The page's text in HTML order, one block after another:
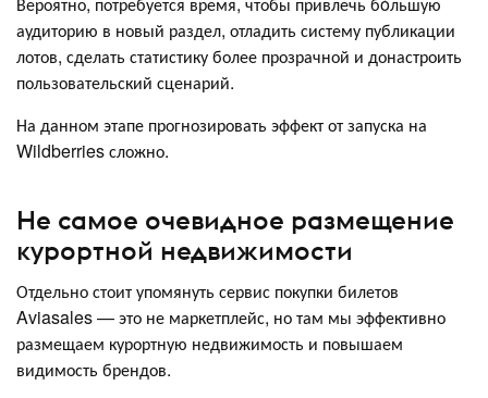
аудиторию в новый раздел, отладить систему публикации
лотов, сделать статистику более прозрачной и донастроить
пользовательский сценарий.
На данном этапе прогнозировать эффект от запуска на
Wildberries сложно.
Не самое очевидное размещение
курортной недвижимости
Отдельно стоит упомянуть сервис покупки билетов
Aviasales — это не маркетплейс, но там мы эффективно
размещаем курортную недвижимость и повышаем
видимость брендов.